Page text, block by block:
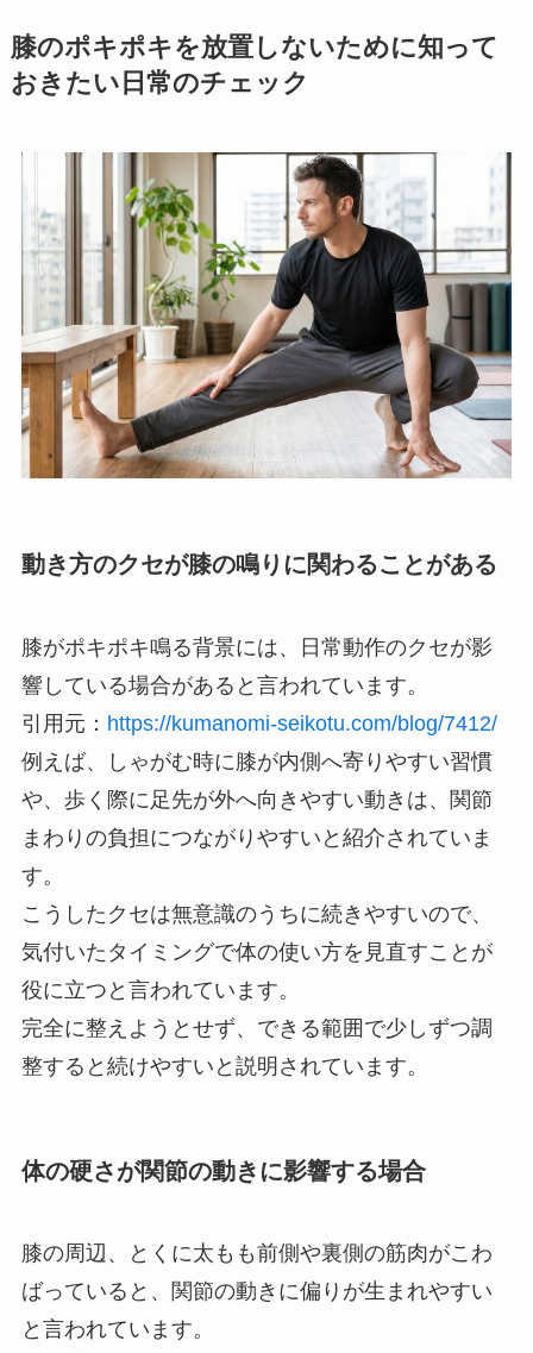
膝のポキポキを放置しないために知って
おきたい日常のチェック
動き方のクセが膝の鳴りに関わることがある
膝がポキポキ鳴る背景には、日常動作のクセが影
響している場合があると言われています。
引用元： https://kumanomi-seikotu.com/blog/7412/
例えば、しゃがむ時に膝が内側へ寄りやすい習慣
や、歩く際に足先が外へ向きやすい動きは、関節
まわりの負担につながりやすいと紹介されていま
す。
こうしたクセは無意識のうちに続きやすいので、
気付いたタイミングで体の使い方を見直すことが
役に立つと言われています。
完全に整えようとせず、できる範囲で少しずつ調
整すると続けやすいと説明されています。
体の硬さが関節の動きに影響する場合
膝の周辺、とくに太もも前側や裏側の筋肉がこわ
ばっていると、関節の動きに偏りが生まれやすい
と言われています。